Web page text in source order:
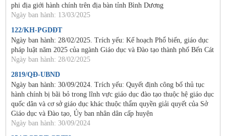
phi địa giới hành chính trên địa bàn tỉnh Bình Dương
Ngày ban hành: 13/03/2025
122/KH-PGDĐT
Ngày ban hành: 28/02/2025. Trích yếu: Kế hoạch Phổ biến, giáo dục
pháp luật năm 2025 của ngành Giáo dục và Đào tạo thành phố Bến Cát
Ngày ban hành: 28/02/2025
2819/QĐ-UBND
Ngày ban hành: 30/09/2024. Trích yếu: Quyết định công bố thủ tục
hành chính bị bãi bỏ trong lĩnh vực giáo dục đào tạo thuộc hệ giáo dục
quốc dân và cơ sở giáo dục khác thuộc thẩm quyền giải quyết của Sở
Giáo dục và Đào tạo, Ủy ban nhân dân cấp huyện
Ngày ban hành: 30/09/2024